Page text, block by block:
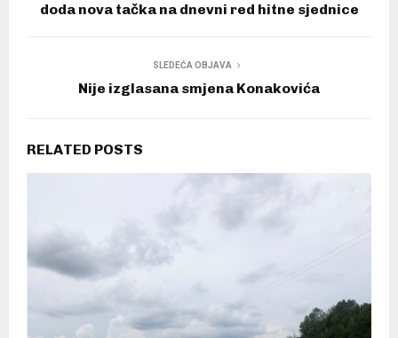
doda nova tačka na dnevni red hitne sjednice
SLEDEĆA OBJAVA
Nije izglasana smjena Konakovića
RELATED POSTS